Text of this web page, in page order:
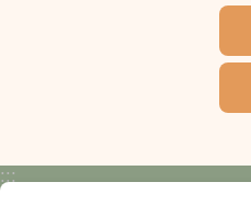
:::